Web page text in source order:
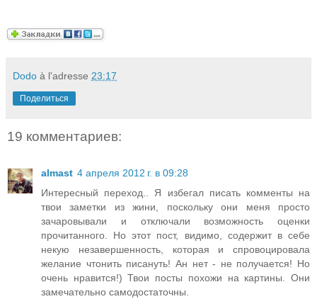
Dodo à l'adresse 23:17
Поделиться
19 комментариев:
almast 4 апреля 2012 г. в 09:28
Интересный переход.. Я избегал писать комменты на
твои заметки из жини, поскольку они меня просто
зачаровывали и отключали возможность оценки
прочитанного. Но этот пост, видимо, содержит в себе
некую незавершенность, которая и спровоцировала
желание чтонить писануть! Ан нет - не получается! Но
очень нравится!) Твои посты похожи на картины. Они
замечательно самодостаточны.